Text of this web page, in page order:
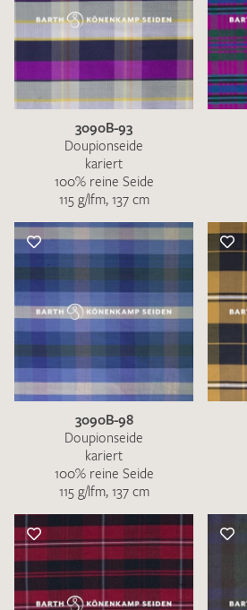
3090B-93
Doupionseide
kariert
100% reine Seide
115 g/lfm, 137 cm
3090B-98
Doupionseide
kariert
100% reine Seide
115 g/lfm, 137 cm